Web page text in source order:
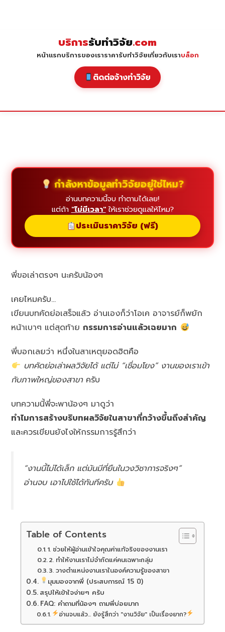
บริการรับทำวิจัย.com
หน้าแรกบริการของเราราคารับทำวิจัยเกี่ยวกับเราบล็อก
ติดต่อจ้างทำวิจัย
กำลังหาข้อมูลทำวิจัยอยู่ใช่ไหม?
อ่านบทความนี้จบ ทำตามได้เลย!
แต่ถ้า "ไม่มีเวลา"ให้เราช่วยดูแลให้ไหม?
ประเมินราคาวิจัย (ฟรี)
พี่ขอเล่าตรงๆ นะครับน้องๆ
เคยไหมครับ…
เขียนบทคัดย่อเสร็จแล้ว อ่านเองก็ว่าโอเค อาจารย์ก็พยัก
หน้าเบาๆ แต่สุดท้ายกรรมการอ่านแล้วเฉยมาก
พี่บอกเลยว่า หนึ่งในสาเหตุยอดฮิตคือ
บทคัดย่อเล่าผลวิจัยได้ แต่ไม่ “เชื่อมโยง” งานของเราเข้า
กับภาพใหญ่ของสาขาครับ
บทความนี้พี่จะพาน้องๆ มาดูว่า
ทำไมการสร้างบริบทผลวิจัยในสาขาที่กว้างขึ้นถึงสำคัญ
และควรเขียนยังไงให้กรรมการรู้สึกว่า
“งานนี้ไม่ได้เล็ก แต่มันมีที่ยืนในวงวิชาการจริงๆ”
อ่านจบ เอาไปใช้ได้ทันทีครับ
Table of Contents
1. ช่วยให้ผู้อ่านเข้าใจคุณค่าแท้จริงของงานเรา
2. ทำให้งานเราไม่จำกัดแค่คนเฉพาะกลุ่ม
3. วางตำแหน่งงานเราในองค์ความรู้ของสาขา
มุมมองจากพี่ (ประสบการณ์ 15 ปี)
สรุปให้เข้าใจง่ายๆ ครับ
FAQ: คำถามที่น้องๆ ถามพี่บ่อยมาก
อ่านจบแล้ว... ยังรู้สึกว่า "งานวิจัย" เป็นเรื่องยาก?